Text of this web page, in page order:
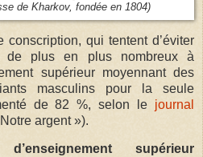
de Kharkov, fondée en 1804)
qui tentent d’éviter
de plus en plus nombreux à
supérieur moyennant des
masculins pour la seule
de 82 %, selon le journal
argent »).
supérieur